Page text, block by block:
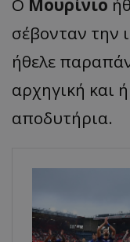
Ο Μουρίνιο
σέβονταν την
ήθελε
αρχηγική και
αποδυτήρια.